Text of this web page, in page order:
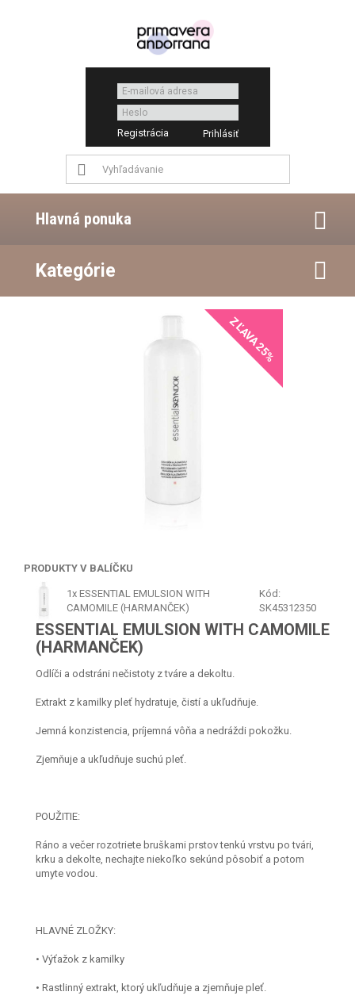
Registrácia
Hlavná ponuka
Kategórie
ZĽAVA 25%
PRODUKTY V BALÍČKU
1x ESSENTIAL EMULSION WITH
CAMOMILE (HARMANČEK)
Kód:
SK45312350
ESSENTIAL EMULSION WITH CAMOMILE
(HARMANČEK)
Odlíči a odstráni nečistoty z tváre a dekoltu.
Extrakt z kamilky pleť hydratuje, čistí a ukľudňuje.
Jemná konzistencia, príjemná vôňa a nedráždi pokožku.
Zjemňuje a ukľudňuje suchú pleť.
POUŽITIE:
Ráno a večer rozotriete bruškami prstov tenkú vrstvu po tvári,
krku a dekolte, nechajte niekoľko sekúnd pôsobiť a potom
umyte vodou.
HLAVNÉ ZLOŽKY:
• Výťažok z kamilky
• Rastlinný extrakt, ktorý ukľudňuje a zjemňuje pleť.